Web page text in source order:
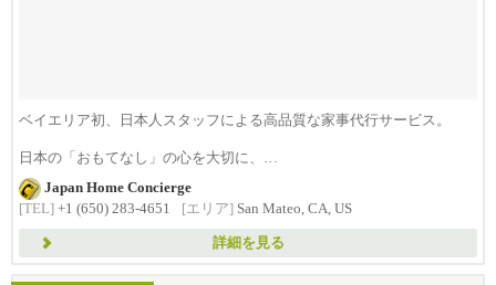
ベイエリア初、日本人スタッフによる高品質な家事代行サービス。
日本の「おもてなし」の心を大切に、
日...
Japan Home Concierge
[TEL] +1 (650) 283-4651 [エリア] San Mateo, CA, US
詳細を見る